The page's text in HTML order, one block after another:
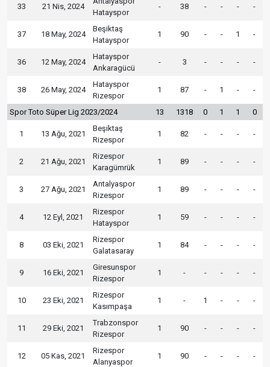
33 21 Nis, 2024
Hatayspor
- 38 - - - -
37 18 May, 2024
Beşiktaş
Hatayspor
1 90 - - 1 -
36 12 May, 2024
Hatayspor
Ankaragücü
- 3 - - - -
38 26 May, 2024
Hatayspor
Rizespor
1 87 - 1 - -
Spor Toto Süper Lig 2023/2024 13 1318 0 1 1 0
1 13 Ağu, 2021
Beşiktaş
Rizespor
1 82 - - - -
2 21 Ağu, 2021
Rizespor
Karagümrük
1 89 - - - -
3 27 Ağu, 2021
Antalyaspor
Rizespor
1 89 - - - -
4 12 Eyl, 2021
Rizespor
Hatayspor
1 59 - - - -
8 03 Eki, 2021
Rizespor
Galatasaray
1 84 - - - -
9 16 Eki, 2021
Giresunspor
Rizespor
1 - - - - -
10 23 Eki, 2021
Rizespor
Kasımpaşa
1 - 1 - - -
11 29 Eki, 2021
Trabzonspor
Rizespor
1 90 - - - -
12 05 Kas, 2021
Rizespor
Alanyaspor
1 90 - - - -